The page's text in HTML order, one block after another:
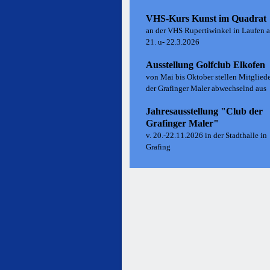
VHS-Kurs Kunst im Quadrat
an der VHS Rupertiwinkel in Laufen
21. u- 22.3.2026
Ausstellung Golfclub Elkofen
von Mai bis Oktober stellen
der Grafinger Maler abwechselnd aus
Jahresausstellung "Club der
Grafinger Maler"
v. 20.-22.11.2026 in der Stadthalle in
Grafing